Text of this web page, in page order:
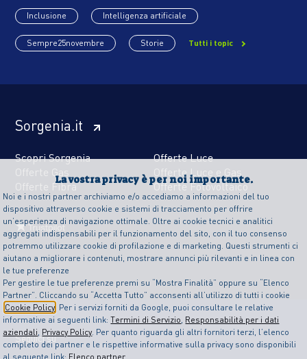
La vostra privacy è per noi importante.
Noi e i nostri partner archiviamo e/o accediamo a informazioni del tuo
dispositivo attraverso cookie e sistemi di tracciamento per offrire
un’esperienza di navigazione ottimale. Oltre ai cookie tecnici e analitici
aggregati indispensabili per il funzionamento del sito, con il tuo consenso
potremmo utilizzare cookie di profilazione e di marketing. Questi strumenti ci
aiutano a migliorare i contenuti, mostrare annunci più rilevanti e in linea con
le tue preferenze
Per gestire le tue preferenze premi su “Mostra Finalità” oppure su “Elenco
Partner”. Cliccando su “Accetta Tutto” acconsenti all’utilizzo di tutti i cookie
Cookie Policy . Per i servizi forniti da Google, puoi consultare le relative
informative ai seguenti link:Termini di Servizio, Responsabilità per i dati
aziendali, Privacy Policy. Per quanto riguarda gli altri fornitori terzi, l’elenco
completo dei partner e le rispettive informative sulla privacy sono disponibili
al seguente link: Elenco partner
Inclusione Intelligenza artificiale
Sempre25novembre Storie Tutti i topic
Sorgenia.it
Scopri Sorgenia
Offerte Luce
Offerte Gas
Offerte Luce e Gas
Offerte Fibra
Offerte Fotovoltaico
Seguici su